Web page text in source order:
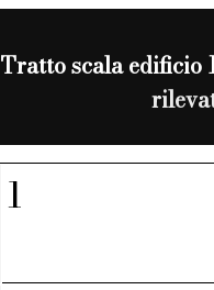
Tratto scala edificio
1